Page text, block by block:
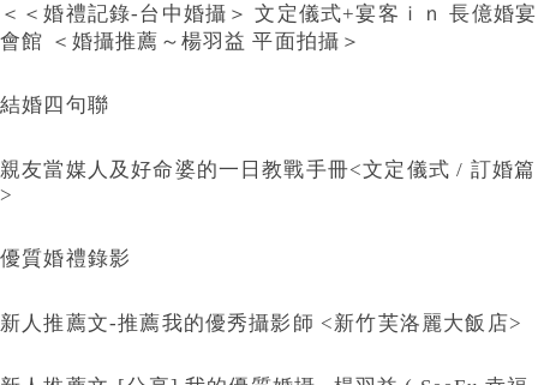
＜＜婚禮記錄-台中婚攝＞ 文定儀式+宴客ｉｎ 長億婚宴
會館 ＜婚攝推薦～楊羽益 平面拍攝＞
結婚四句聯
親友當媒人及好命婆的一日教戰手冊<文定儀式 / 訂婚篇
>
優質婚禮錄影
新人推薦文-推薦我的優秀攝影師 <新竹芙洛麗大飯店>